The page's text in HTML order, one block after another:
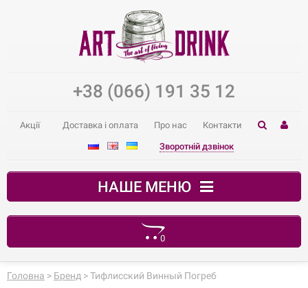
+38 (066) 191 35 12
Акції Доставка і оплата Про нас Контакти
Зворотній дзвінок
НАШЕ МЕНЮ
0
Ваш кошик порожній
Головна > Бренд > Тифлисский Винный Погреб